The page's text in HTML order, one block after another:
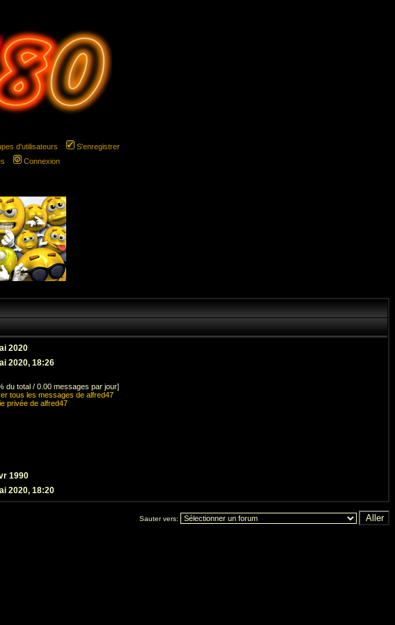
d'utilisateurs
S'enregistrer
Connexion
2020
2020, 18:26
du total / 0.00 messages par jour]
tous les messages de alfred47
privée de alfred47
1990
2020, 18:20
Sauter vers: